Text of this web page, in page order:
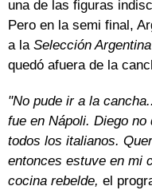
una de las figuras
Pero en la semi final,
a la Selección Argentina
quedó afuera de la
"No pude ir a la
fue en Nápoli. Diego
todos los italianos.
entonces estuve en mi
cocina rebelde, el